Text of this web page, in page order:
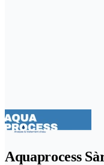
Aquaprocess